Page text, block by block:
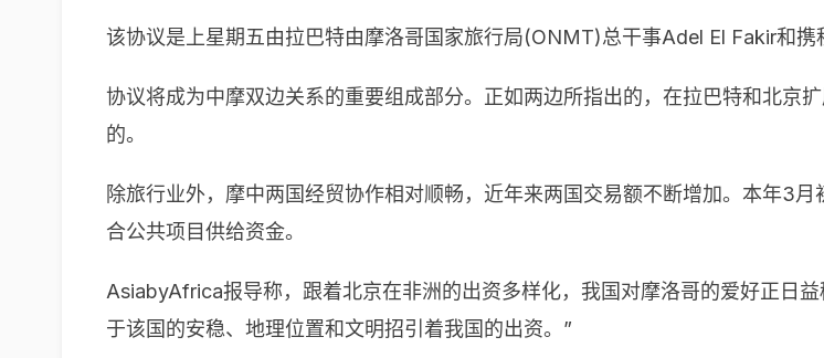
该协议是上星期五由拉巴特由摩洛哥国家旅行局(ONMT)总干事Adel El Fakir和携
协议将成为中摩双边关系的重要组成部分。正如两边所指出的，在拉巴特和北京
的。
除旅行业外，摩中两国经贸协作相对顺畅，近年来两国交易额不断增加。本年3
合公共项目供给资金。
AsiabyAfrica报导称，跟着北京在非洲的出资多样化，我国对摩洛哥的爱好正日
于该国的安稳、地理位置和文明招引着我国的出资。”